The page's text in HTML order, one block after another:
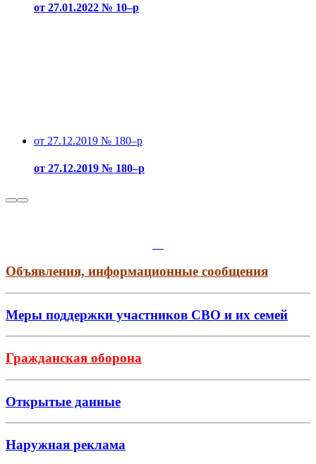
от 27.01.2022 № 10–р
от 27.12.2019 № 180–р
от 27.12.2019 № 180–р
Объявления, информационные сообщения
Меры поддержки участников СВО и их семей
Гражданская оборона
Открытые данные
Наружная реклама